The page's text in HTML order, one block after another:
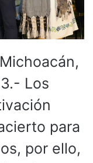
Los
para
por ello,